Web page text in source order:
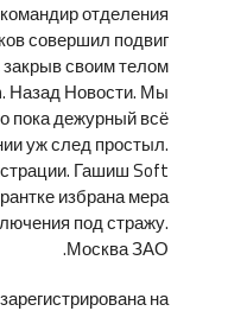
отделения
совершил подвиг
своим телом
Назад Новости. Мы
пока дежурный всё
уж след простыл.
Гашиш Soft
избрана мера
под стражу.
Москва ЗАО.
на